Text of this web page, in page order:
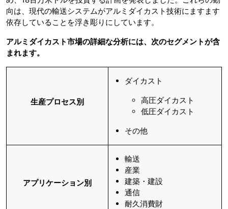
向は、現代の輸送システムがアルミダイカスト技術にますます
依存していることを浮き彫りにしています。
アルミダイカスト市場の詳細な分析には、次のセグメントが含
まれます。
生産プロセス別
ダイカスト
高圧ダイカスト
低圧ダイカスト
その他
アプリケーション別
輸送
産業
建築・建設
通信
耐久消費財